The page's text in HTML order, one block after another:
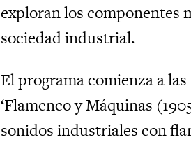
exploran los componentes
sociedad industrial.
El programa comienza a
‘Flamenco y Máquinas
sonidos industriales con